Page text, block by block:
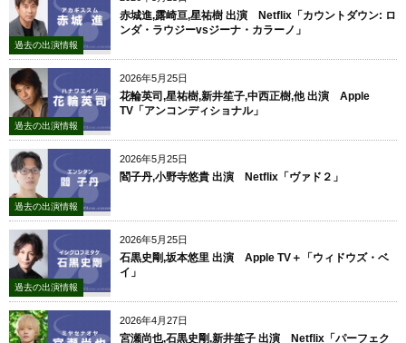
過去の出演情報
赤城進,露崎亘,星祐樹 出演 Netflix「カウントダウン: ロ
ンダ・ラウジーvsジーナ・カラーノ」
2026年5月25日
過去の出演情報
花輪英司,星祐樹,新井笙子,中西正樹,他 出演 Apple
TV「アンコンディショナル」
2026年5月25日
過去の出演情報
閻子丹,小野寺悠貴 出演 Netflix「ヴァド２」
2026年5月25日
過去の出演情報
石黒史剛,坂本悠里 出演 Apple TV＋「ウィドウズ・ベ
イ」
2026年4月27日
宮瀬尚也,石黒史剛,新井笙子 出演 Netflix「パーフェク